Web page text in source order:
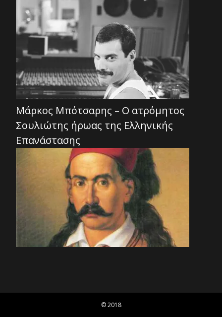
Μάρκος Μπότσαρης – Ο ατρόμητος
Σουλιώτης ήρωας της Ελληνικής
Επανάστασης
© 2018